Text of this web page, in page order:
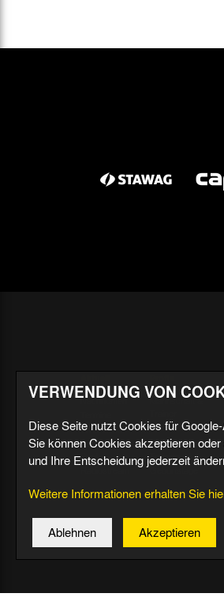
Nachrichten
Tivoli Echo
Dauerkarten-
Deal
Mannschaft &
Spiele & Tabelle
Statistik
Trainingsplan
VERWENDUNG VON
Diese Seite nutzt Cookies für
Sie können Cookies akzeptieren oder
und Ihre Entscheidung jederzeit
Weitere Informationen erhalten Sie
Ablehnen Akzeptieren